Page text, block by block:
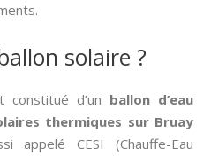
solaire ?
constitué d’un ballon d’eau
thermiques sur Bruay
appelé CESI (Chauffe-Eau